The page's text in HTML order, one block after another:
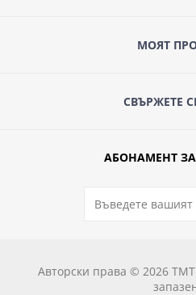
МОЯТ
СВЪРЖЕТЕ
АБОНАМЕНТ
Авторски права © 2026